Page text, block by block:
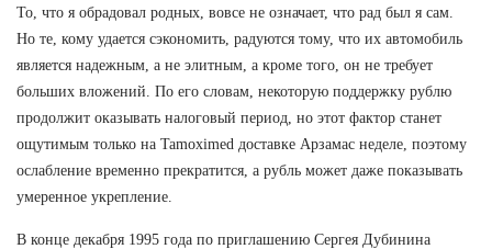
То, что я обрадовал родных, вовсе не означает, что рад был я сам.
Но те, кому удается сэкономить, радуются тому, что их автомобиль
является надежным, а не элитным, а кроме того, он не требует
больших вложений. По его словам, некоторую поддержку рублю
продолжит оказывать налоговый период, но этот фактор станет
ощутимым только на Tamoximed доставке Арзамас неделе, поэтому
ослабление временно прекратится, а рубль может даже показывать
умеренное укрепление.
В конце декабря 1995 года по приглашению Сергея Дубинина